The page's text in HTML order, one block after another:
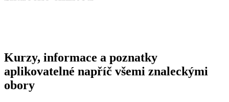
Kurzy, informace a poznatky
aplikovatelné napříč všemi znaleckými
obory